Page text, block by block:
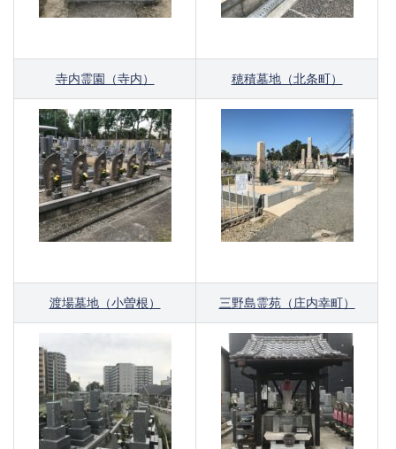
寺内霊園（寺内） 穂積墓地（北条町）
渡場墓地（小曽根） 三野島霊苑（庄内幸町）